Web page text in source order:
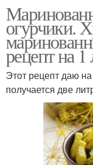
огурчики.
рецепт на 1
Этот рецепт даю
получается две